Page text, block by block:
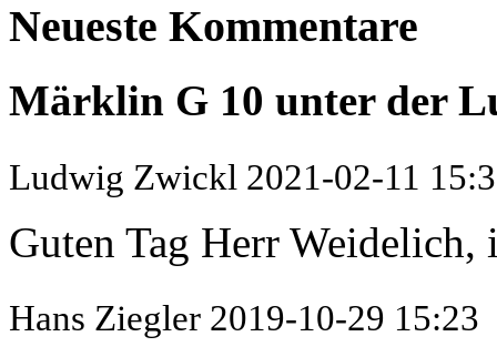
Neueste Kommentare
Märklin G 10 unter der
Ludwig Zwickl 2021-02-11
Guten Tag Herr
Hans Ziegler 2019-10-29 15:23